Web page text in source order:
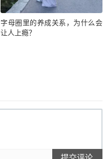
字母圈里的养成关系，为什么会
让人上瘾？